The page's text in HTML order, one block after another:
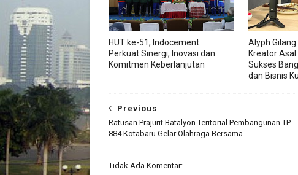
HUT ke-51, Indocement
Perkuat Sinergi, Inovasi dan
Komitmen Keberlanjutan
Alyph
Kreator
Sukses
dan Bisnis
Previous
Ratusan Prajurit Batalyon Teritorial Pembangunan TP
884 Kotabaru Gelar Olahraga Bersama
Tidak Ada Komentar: